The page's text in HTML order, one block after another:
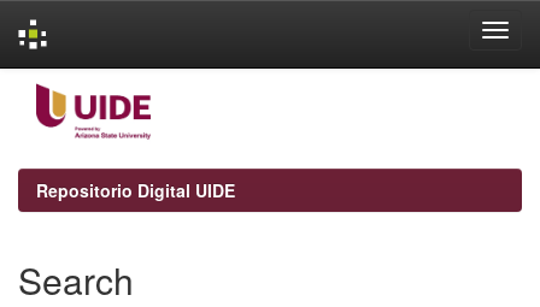
navigation
Repositorio Digital UIDE
Search